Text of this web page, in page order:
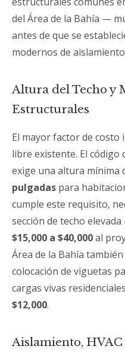
del Área de la Bahía —
antes de que se
modernos de aislamiento
Altura del Techo y
Estructurales
El mayor factor de costo
libre existente. El código
exige una altura mínima
pulgadas para
cumple este requisito,
sección de techo
$15,000 a $40,000al
Área de la Bahía
colocación de viguetas
cargas vivas
$12,000.
Aislamiento,